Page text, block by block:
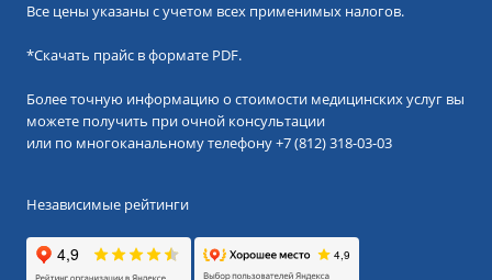
Все цены указаны с учетом всех применимых налогов.
*Скачать прайс в формате PDF.
Более точную информацию о стоимости медицинских услуг вы
можете получить при очной консультации
или по многоканальному телефону+7 (812) 318-03-03
Независимые рейтинги